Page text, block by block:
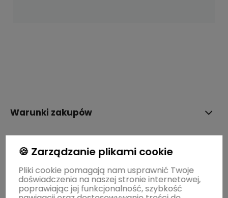
Warunki zakupów
STREFY MAREK
BLOG
🍪 Zarządzanie plikami cookie
Pliki cookie pomagają nam usprawnić Twoje
doświadczenia na naszej stronie internetowej,
poprawiając jej funkcjonalność, szybkość